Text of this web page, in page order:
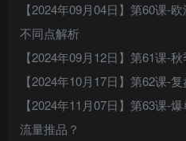
【2024年09月04日】第60课-
不同点解析
【2024年09月12日】第61课-
【2024年10月17日】第62课-
【2024年11月07日】第63课-
流量推品？